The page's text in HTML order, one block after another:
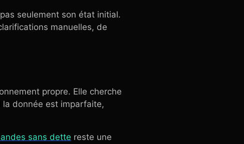
seulement son état initial.
manuelles, de
propre. Elle cherche
la donnée est imparfaite,
sans dette reste une